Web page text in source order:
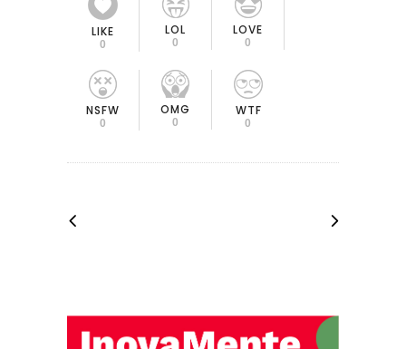
LIKE
0
LOL
0
LOVE
0
NSFW
0
OMG
0
WTF
0